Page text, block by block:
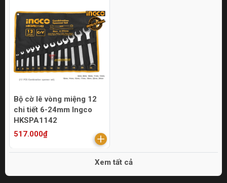
Bộ cờ lê vòng miệng 12
chi tiết 6-24mm Ingco
HKSPA1142
517.000₫
Xem tất cả